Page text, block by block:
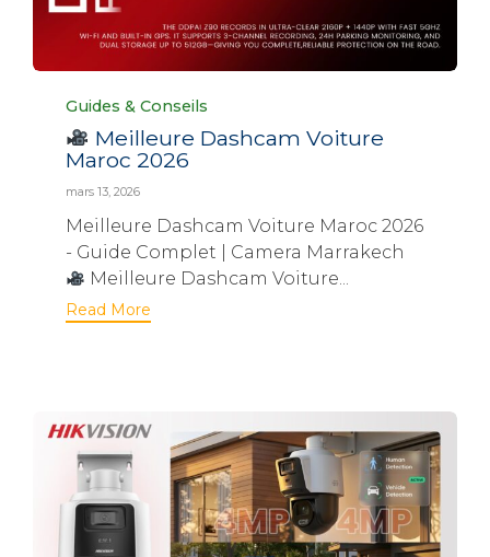
Category
Guides & Conseils
Meilleure Dashcam Voiture
Maroc 2026
mars 13, 2026
Meilleure Dashcam Voiture Maroc 2026
- Guide Complet | Camera Marrakech
Meilleure Dashcam Voiture...
Read More